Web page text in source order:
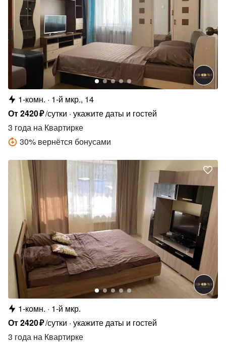
1-комн.
1-й мкр., 14
От2420₽/сутки укажите даты и гостей
3 года на Квартирке
30% вернётся бонусами
1-комн.
1-й мкр.
От2420₽/сутки укажите даты и гостей
3 года на Квартирке